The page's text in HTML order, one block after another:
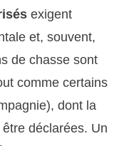
exigent
et, souvent,
de chasse sont
comme certains
dont la
déclarées. Un